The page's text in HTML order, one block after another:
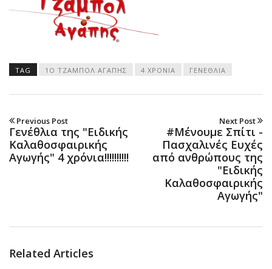
TAG 1Ο ΤΖΆΜΠΟΛ ΑΓΆΠΗΣ 4 ΧΡΌΝΙΑ ΓΕΝΈΘΛΙΑ
Previous Post
Γενέθλια της "Ειδικής
Καλαθοσφαιρικής
Αγωγής" 4 χρόνια!!!!!!!!!!
Next Post
#Μένουμε Σπίτι -
Πασχαλινές Ευχές
από ανθρώπους της
"Ειδικής
Καλαθοσφαιρικής
Αγωγής"
Related Articles